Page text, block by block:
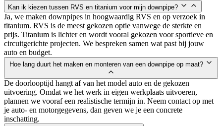
Kan ik kiezen tussen RVS en titanium voor mijn downpipe?
Ja, we maken downpipes in hoogwaardig RVS en op verzoek in
titanium. RVS is de meest gekozen optie vanwege de sterkte en
prijs. Titanium is lichter en wordt vooral gekozen voor sportieve en
circuitgerichte projecten. We bespreken samen wat past bij jouw
auto en budget.
Hoe lang duurt het maken en monteren van een downpipe op maat?
De doorlooptijd hangt af van het model auto en de gekozen
uitvoering. Omdat we het werk in eigen werkplaats uitvoeren,
plannen we vooraf een realistische termijn in. Neem contact op met
je auto- en motorgegevens, dan geven we je een concrete
inschatting.